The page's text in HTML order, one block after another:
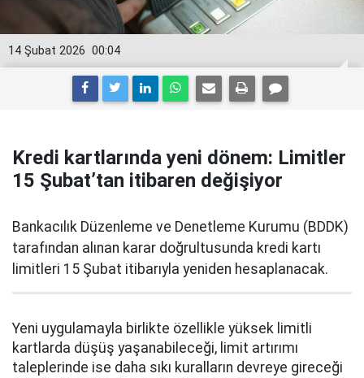
00:04
14 Şubat 2026
Kredi kartlarında yeni dönem: Limitler
15 Şubat’tan itibaren değişiyor
Bankacılık Düzenleme ve Denetleme Kurumu (BDDK)
tarafından alınan karar doğrultusunda kredi kartı
limitleri 15 Şubat itibarıyla yeniden hesaplanacak.
Yeni uygulamayla birlikte özellikle yüksek limitli
kartlarda düşüş yaşanabileceği, limit artırımı
taleplerinde ise daha sıkı kuralların devreye gireceği